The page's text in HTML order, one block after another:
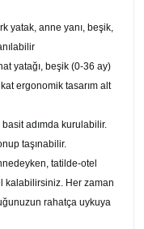
yatak, anne yanı, beşik,
yatağı, beşik (0-36 ay)
ergonomik tasarım alt
adımda kurulabilir.
taşınabilir.
tatilde-otel
kalabilirsiniz. Her zaman
rahatça uykuya